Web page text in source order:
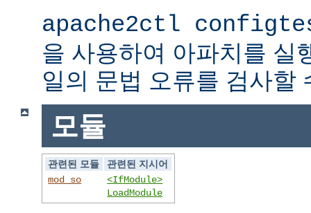
apache2ctl
을 사용하여 아파치를 실
일의 문법 오류를 검사할
모듈
관련된 모듈
관련된 지시어
mod_so
<IfModule>
LoadModule